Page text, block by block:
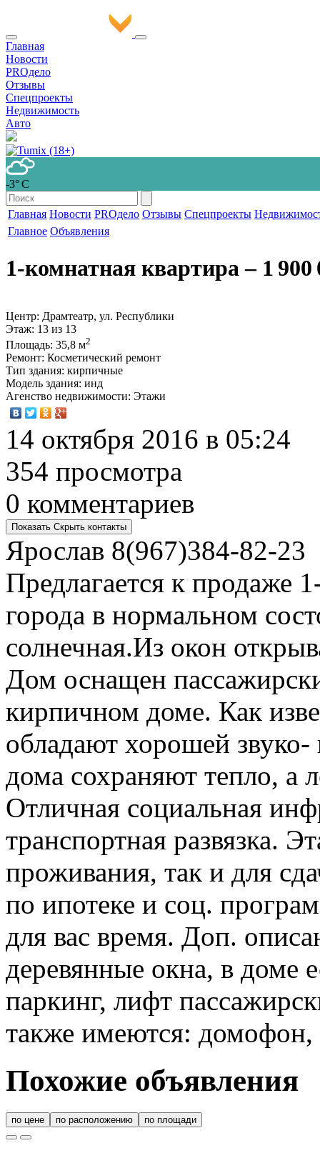
Главная
Новости
PROдело
Отзывы
Спецпроекты
Недвижимость
Авто
-3° С
Главная Новости PROдело Отзывы Спецпроекты
Главное Объявления
1-комнатная квартира‒ 1 900
Центр: Драмтеатр, ул. Республики
Этаж: 13 из 13
Площадь: 35,8 м2
Ремонт: Косметический ремонт
Тип здания: кирпичные
Модель здания: инд
Агенство недвижимости: Этажи
14 октября 2016 в 05:24
354 просмотра
0 комментариев
Показать Скрыть контакты
Ярослав 8(967)384-82-23
Предлагается к продаже
города в нормальном
солнечная.Из окон
Дом оснащен
кирпичном доме. Как
обладают хорошей звуко-
дома сохраняют тепло, а
Отличная социальная
транспортная развязка.
проживания, так и для
по ипотеке и соц.
для вас время. Доп.
деревянные окна, в доме
паркинг, лифт
также имеются:
Похожие объявления
по цене по расположению по площади